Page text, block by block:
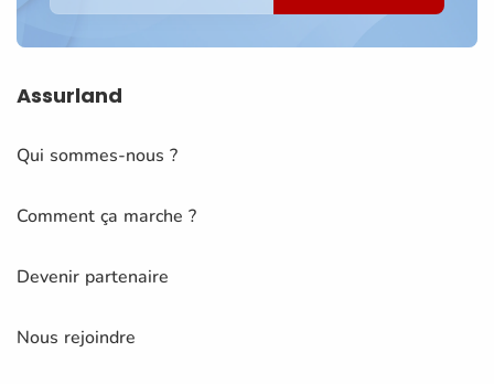
Assurland
Qui sommes-nous ?
Comment ça marche ?
Devenir partenaire
Nous rejoindre